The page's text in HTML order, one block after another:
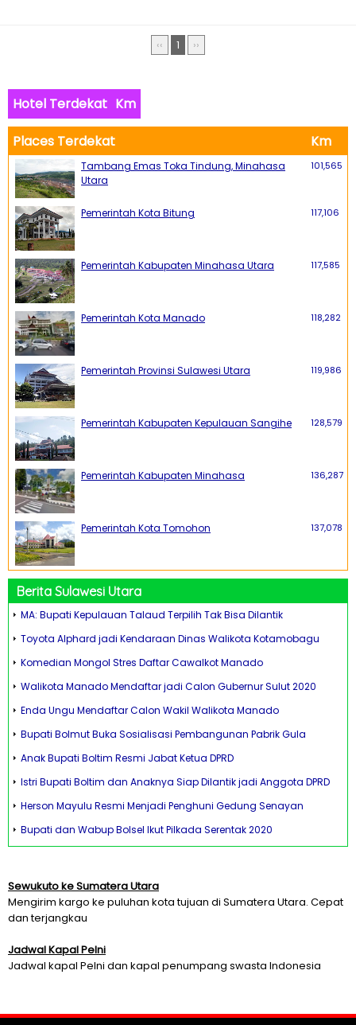
‹‹ 1 ››
Hotel Terdekat Km
Places Terdekat Km
Tambang Emas Toka Tindung, Minahasa
Utara
101,565
Pemerintah Kota Bitung 117,106
Pemerintah Kabupaten Minahasa Utara 117,585
Pemerintah Kota Manado 118,282
Pemerintah Provinsi Sulawesi Utara 119,986
Pemerintah Kabupaten Kepulauan Sangihe 128,579
Pemerintah Kabupaten Minahasa 136,287
Pemerintah Kota Tomohon 137,078
Berita Sulawesi Utara
MA: Bupati Kepulauan Talaud Terpilih Tak Bisa Dilantik
Toyota Alphard jadi Kendaraan Dinas Walikota Kotamobagu
Komedian Mongol Stres Daftar Cawalkot Manado
Walikota Manado Mendaftar jadi Calon Gubernur Sulut 2020
Enda Ungu Mendaftar Calon Wakil Walikota Manado
Bupati Bolmut Buka Sosialisasi Pembangunan Pabrik Gula
Anak Bupati Boltim Resmi Jabat Ketua DPRD
Istri Bupati Boltim dan Anaknya Siap Dilantik jadi Anggota DPRD
Herson Mayulu Resmi Menjadi Penghuni Gedung Senayan
Bupati dan Wabup Bolsel Ikut Pilkada Serentak 2020
Sewukuto ke Sumatera Utara
Mengirim kargo ke puluhan kota tujuan di Sumatera Utara. Cepat
dan terjangkau
Jadwal Kapal Pelni
Jadwal kapal Pelni dan kapal penumpang swasta Indonesia